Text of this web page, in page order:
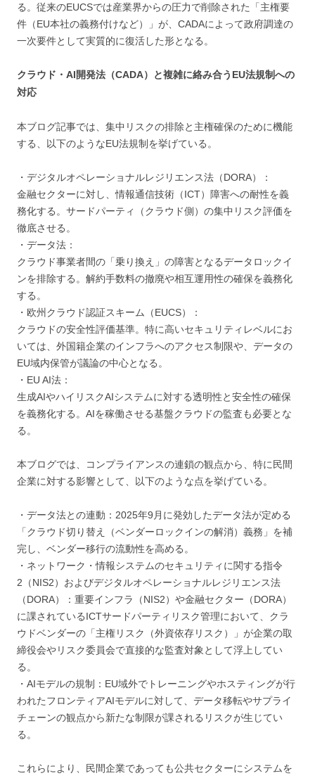
る。従来のEUCSでは産業界からの圧力で削除された「主権要
件（EU本社の義務付けなど）」が、CADAによって政府調達の
一次要件として実質的に復活した形となる。
クラウド・AI開発法（CADA）と複雑に絡み合うEU法規制への
対応
本ブログ記事では、集中リスクの排除と主権確保のために機能
する、以下のようなEU法規制を挙げている。
・デジタルオペレーショナルレジリエンス法（DORA）：
金融セクターに対し、情報通信技術（ICT）障害への耐性を義
務化する。サードパーティ（クラウド側）の集中リスク評価を
徹底させる。
・データ法：
クラウド事業者間の「乗り換え」の障害となるデータロックイ
ンを排除する。解約手数料の撤廃や相互運用性の確保を義務化
する。
・欧州クラウド認証スキーム（EUCS）：
クラウドの安全性評価基準。特に高いセキュリティレベルにお
いては、外国籍企業のインフラへのアクセス制限や、データの
EU域内保管が議論の中心となる。
・EU AI法：
生成AIやハイリスクAIシステムに対する透明性と安全性の確保
を義務化する。AIを稼働させる基盤クラウドの監査も必要とな
る。
本ブログでは、コンプライアンスの連鎖の観点から、特に民間
企業に対する影響として、以下のような点を挙げている。
・データ法との連動：2025年9月に発効したデータ法が定める
「クラウド切り替え（ベンダーロックインの解消）義務」を補
完し、ベンダー移行の流動性を高める。
・ネットワーク・情報システムのセキュリティに関する指令
2（NIS2）およびデジタルオペレーショナルレジリエンス法
（DORA）：重要インフラ（NIS2）や金融セクター（DORA）
に課されているICTサードパーティリスク管理において、クラ
ウドベンダーの「主権リスク（外資依存リスク）」が企業の取
締役会やリスク委員会で直接的な監査対象として浮上してい
る。
・AIモデルの規制：EU域外でトレーニングやホスティングが行
われたフロンティアAIモデルに対して、データ移転やサプライ
チェーンの観点から新たな制限が課されるリスクが生じてい
る。
これらにより、民間企業であっても公共セクターにシステムを